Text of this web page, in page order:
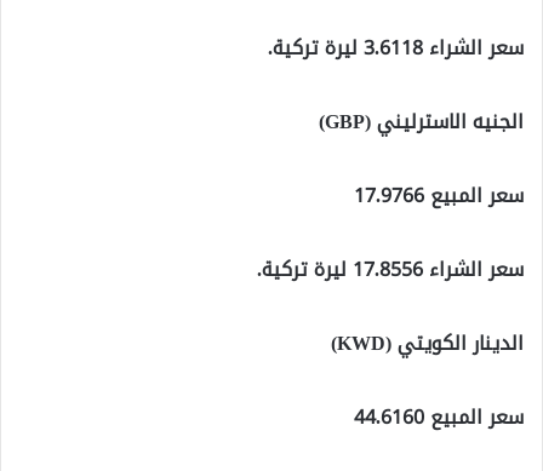
سعر الشراء 3.6118 ليرة تركية.
الجنيه الاسترليني (GBP)
سعر المبيع 17.9766
سعر الشراء 17.8556 ليرة تركية.
الدينار الكويتي (KWD)
سعر المبيع 44.6160